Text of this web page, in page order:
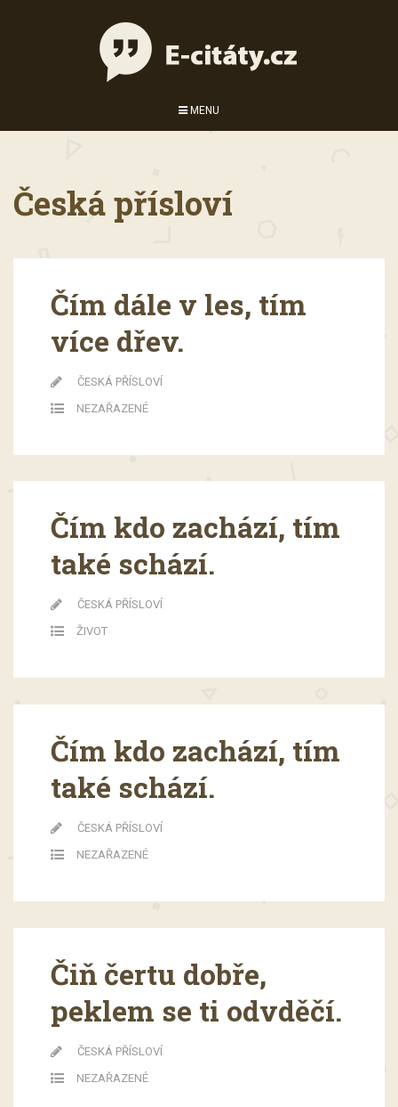
MENU
Česká přísloví
Čím dále v les, tím
více dřev.
ČESKÁ PŘÍSLOVÍ
NEZAŘAZENÉ
Čím kdo zachází, tím
také schází.
ČESKÁ PŘÍSLOVÍ
ŽIVOT
Čím kdo zachází, tím
také schází.
ČESKÁ PŘÍSLOVÍ
NEZAŘAZENÉ
Čiň čertu dobře,
peklem se ti odvděčí.
ČESKÁ PŘÍSLOVÍ
NEZAŘAZENÉ